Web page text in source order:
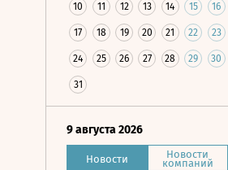
10 11 12 13 14 15 16
17 18 19 20 21 22 23
24 25 26 27 28 29 30
31
9 августа 2026
Новости Новости
компаний